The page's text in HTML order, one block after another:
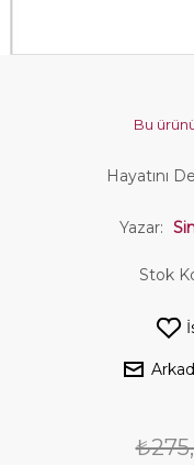
Bu
Hayatını
Yazar:
Stok